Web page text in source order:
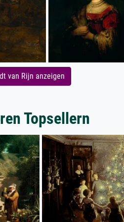
van Rijn anzeigen
Topsellern